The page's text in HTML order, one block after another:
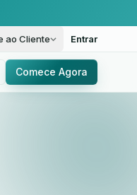
ao Cliente Entrar
Comece Agora